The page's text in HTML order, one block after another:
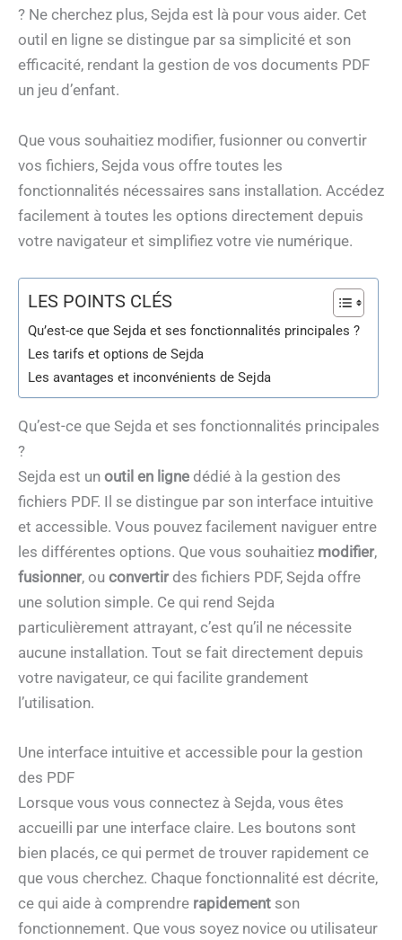
? Ne cherchez plus, Sejda est là pour vous aider. Cet
outil en ligne se distingue par sa simplicité et son
efficacité, rendant la gestion de vos documents PDF
un jeu d’enfant.
Que vous souhaitiez modifier, fusionner ou convertir
vos fichiers, Sejda vous offre toutes les
fonctionnalités nécessaires sans installation. Accédez
facilement à toutes les options directement depuis
votre navigateur et simplifiez votre vie numérique.
LES POINTS CLÉS
Qu’est-ce que Sejda et ses fonctionnalités principales ?
Les tarifs et options de Sejda
Les avantages et inconvénients de Sejda
Qu’est-ce que Sejda et ses fonctionnalités principales
?
Sejda est un outil en ligne dédié à la gestion des
fichiers PDF. Il se distingue par son interface intuitive
et accessible. Vous pouvez facilement naviguer entre
les différentes options. Que vous souhaitiez modifier,
fusionner, ou convertirdes fichiers PDF, Sejda offre
une solution simple. Ce qui rend Sejda
particulièrement attrayant, c’est qu’il ne nécessite
aucune installation. Tout se fait directement depuis
votre navigateur, ce qui facilite grandement
l’utilisation.
Une interface intuitive et accessible pour la gestion
des PDF
Lorsque vous vous connectez à Sejda, vous êtes
accueilli par une interface claire. Les boutons sont
bien placés, ce qui permet de trouver rapidement ce
que vous cherchez. Chaque fonctionnalité est décrite,
ce qui aide à comprendre rapidement son
fonctionnement. Que vous soyez novice ou utilisateur